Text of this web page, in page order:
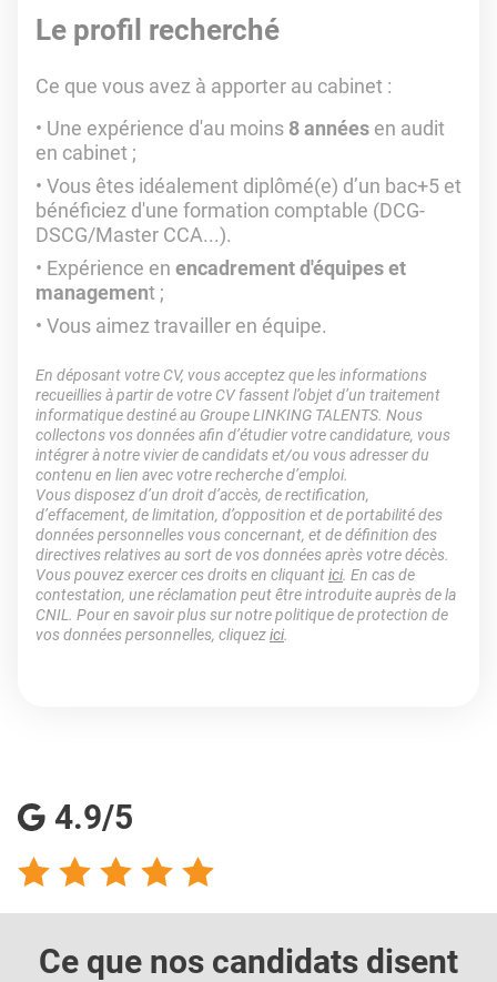
Le profil recherché
Ce que vous avez à apporter au cabinet :
Une expérience d'au moins 8 années en audit
en cabinet ;
Vous êtes idéalement diplômé(e) d’un bac+5 et
bénéficiez d'une formation comptable (DCG-
DSCG/Master CCA...).
Expérience en encadrement d'équipes et
management ;
Vous aimez travailler en équipe.
En déposant votre CV, vous acceptez que les informations
recueillies à partir de votre CV fassent l’objet d’un traitement
informatique destiné au Groupe LINKING TALENTS. Nous
collectons vos données afin d’étudier votre candidature, vous
intégrer à notre vivier de candidats et/ou vous adresser du
contenu en lien avec votre recherche d’emploi.
Vous disposez d’un droit d’accès, de rectification,
d’effacement, de limitation, d’opposition et de portabilité des
données personnelles vous concernant, et de définition des
directives relatives au sort de vos données après votre décès.
Vous pouvez exercer ces droits en cliquantici. En cas de
contestation, une réclamation peut être introduite auprès de la
CNIL. Pour en savoir plus sur notre politique de protection de
vos données personnelles, cliquezici.
4.9/5
Ce que nos candidats disent